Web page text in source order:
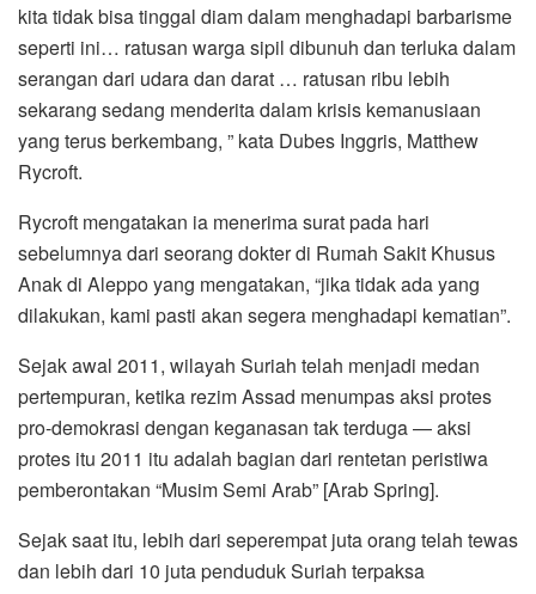
kita tidak bisa tinggal diam dalam menghadapi barbarisme
seperti ini… ratusan warga sipil dibunuh dan terluka dalam
serangan dari udara dan darat … ratusan ribu lebih
sekarang sedang menderita dalam krisis kemanusiaan
yang terus berkembang, ” kata Dubes Inggris, Matthew
Rycroft.
Rycroft mengatakan ia menerima surat pada hari
sebelumnya dari seorang dokter di Rumah Sakit Khusus
Anak di Aleppo yang mengatakan, “jika tidak ada yang
dilakukan, kami pasti akan segera menghadapi kematian”.
Sejak awal 2011, wilayah Suriah telah menjadi medan
pertempuran, ketika rezim Assad menumpas aksi protes
pro-demokrasi dengan keganasan tak terduga — aksi
protes itu 2011 itu adalah bagian dari rentetan peristiwa
pemberontakan “Musim Semi Arab” [Arab Spring].
Sejak saat itu, lebih dari seperempat juta orang telah tewas
dan lebih dari 10 juta penduduk Suriah terpaksa